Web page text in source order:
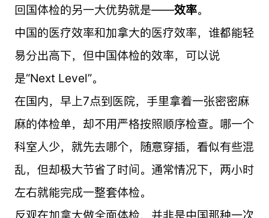
回国体检的另一大优势就是——效率。
中国的医疗效率和加拿大的医疗效率，谁都能轻
易分出高下，但中国体检的效率，可以说
是“Next Level”。
在国内，早上7点到医院，手里拿着一张密密麻
麻的体检单，却不用严格按照顺序检查。哪一个
科室人少，就先去哪个，随意穿插，看似有些混
乱，但却极大节省了时间。通常情况下，两小时
左右就能完成一整套体检。
反观在加拿大做全面体检，并非是中国那种一次